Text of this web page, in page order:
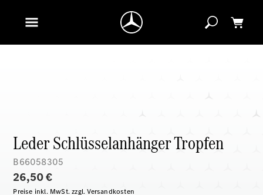
Leder Schlüsselanhänger Tropfen
B66058305
26,50 €
Preise inkl. MwSt. zzgl. Versandkosten